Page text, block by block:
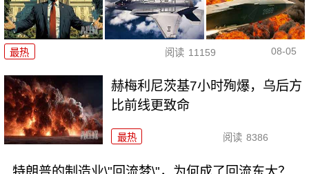
最热 阅读 11159 08-05
赫梅利尼茨基7小时殉爆，乌后方
比前线更致命
最热 阅读 8386